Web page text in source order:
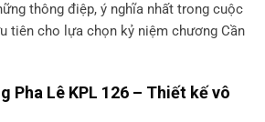
thông điệp, ý nghĩa nhất trong cuộc
tiên cho lựa chọn kỷ niệm chương Cần
Pha Lê KPL 126 – Thiết kế vô